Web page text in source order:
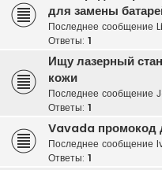
для замены
Последнее сообщение
Ответы: 1
Ищу лазерный
кожи
Последнее сообщение
Ответы: 1
Vavada промокод
Последнее сообщение
Ответы: 1